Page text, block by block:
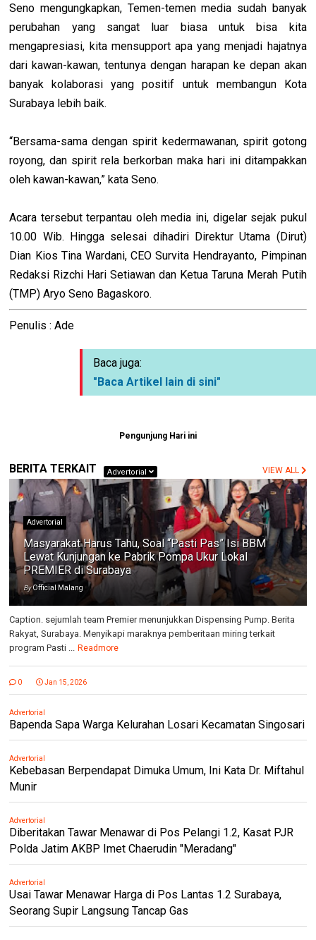
Seno mengungkapkan, Temen-temen media sudah banyak
perubahan yang sangat luar biasa untuk bisa kita
mengapresiasi, kita mensupport apa yang menjadi hajatnya
dari kawan-kawan, tentunya dengan harapan ke depan akan
banyak kolaborasi yang positif untuk membangun Kota
Surabaya lebih baik.
“Bersama-sama dengan spirit kedermawanan, spirit gotong
royong, dan spirit rela berkorban maka hari ini ditampakkan
oleh kawan-kawan,” kata Seno.
Acara tersebut terpantau oleh media ini, digelar sejak pukul
10.00 Wib. Hingga selesai dihadiri Direktur Utama (Dirut)
Dian Kios Tina Wardani, CEO Survita Hendrayanto, Pimpinan
Redaksi Rizchi Hari Setiawan dan Ketua Taruna Merah Putih
(TMP) Aryo Seno Bagaskoro.
Penulis : Ade
Baca juga:
"Baca Artikel lain di sini"
Pengunjung Hari ini
BERITA TERKAIT Advertorial VIEW ALL
Advertorial
Masyarakat Harus Tahu, Soal “Pasti Pas” Isi BBM
Lewat Kunjungan ke Pabrik Pompa Ukur Lokal
PREMIER di Surabaya
ByOfficial Malang
Caption. sejumlah team Premier menunjukkan Dispensing Pump. Berita
Rakyat, Surabaya. Menyikapi maraknya pemberitaan miring terkait
program Pasti ... Readmore
0 Jan 15, 2026
Advertorial
Bapenda Sapa Warga Kelurahan Losari Kecamatan Singosari
Advertorial
Kebebasan Berpendapat Dimuka Umum, Ini Kata Dr. Miftahul
Munir
Advertorial
Diberitakan Tawar Menawar di Pos Pelangi 1.2, Kasat PJR
Polda Jatim AKBP Imet Chaerudin "Meradang"
Advertorial
Usai Tawar Menawar Harga di Pos Lantas 1.2 Surabaya,
Seorang Supir Langsung Tancap Gas